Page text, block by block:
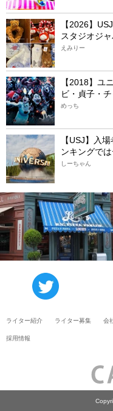
【2026】
スタジオジ
えみりー
【2018】ユ
ビ・貞子・
めっち
【USJ】入
ンキングで
しーちゃん
ライター紹介 ライター募集 会
採用情報